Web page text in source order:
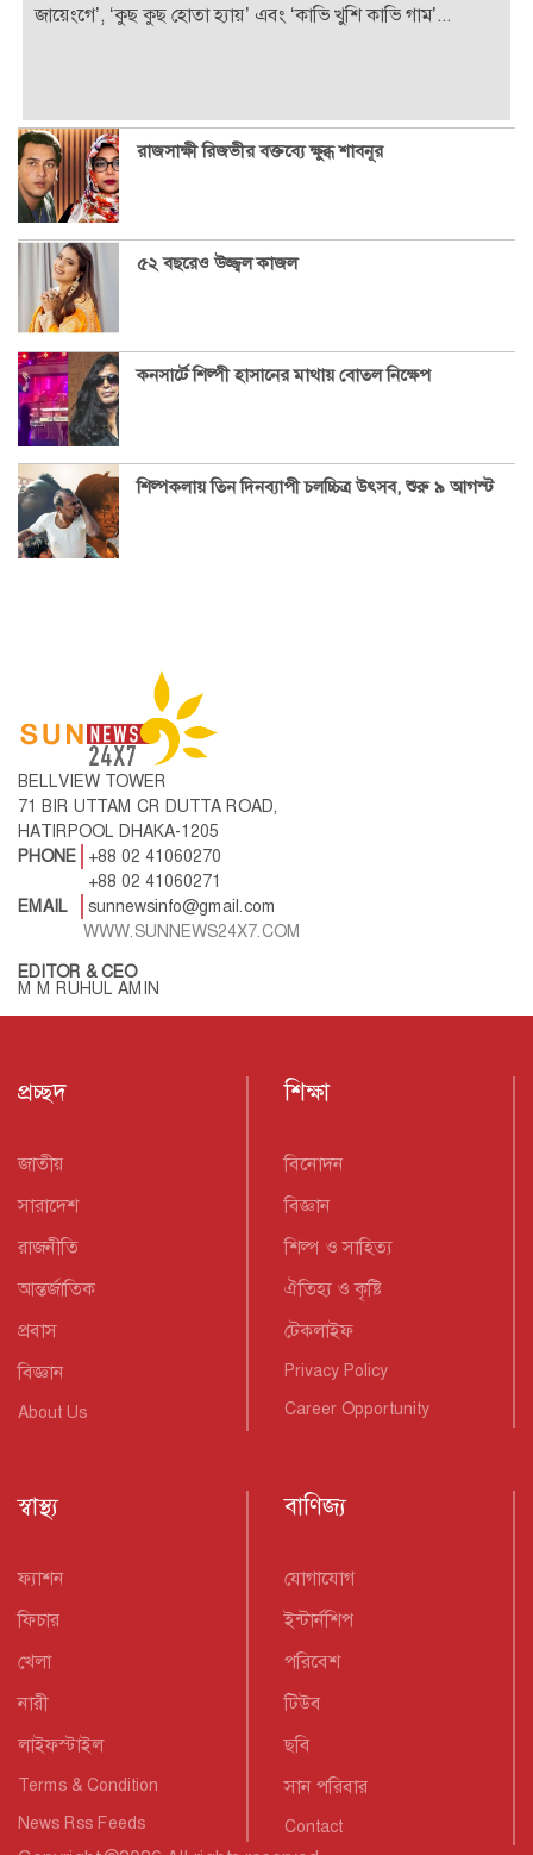
জায়েংগে’, ‘কুছ কুছ হোতা হ্যায়’ এবং ‘কাভি খুশি কাভি গাম’...
রাজসাক্ষী রিজভীর বক্তব্যে ক্ষুব্ধ শাবনূর
৫২ বছরেও উজ্জ্বল কাজল
কনসার্টে শিল্পী হাসানের মাথায় বোতল নিক্ষেপ
শিল্পকলায় তিন দিনব্যাপী চলচ্চিত্র উৎসব, শুরু ৯ আগস্ট
BELLVIEW TOWER
71 BIR UTTAM CR DUTTA ROAD,
HATIRPOOL DHAKA-1205
PHONE
+88 02 41060270
+88 02 41060271
EMAIL
sunnewsinfo@gmail.com
WWW.SUNNEWS24X7.COM
EDITOR & CEO
M M RUHUL AMIN
প্রচ্ছদ
জাতীয়
সারাদেশ
রাজনীতি
আন্তর্জাতিক
প্রবাস
বিজ্ঞান
About Us
শিক্ষা
বিনোদন
বিজ্ঞান
শিল্প ও সাহিত্য
ঐতিহ্য ও কৃষ্টি
টেকলাইফ
Privacy Policy
Career Opportunity
স্বাস্থ্য
ফ্যাশন
ফিচার
খেলা
নারী
লাইফস্টাইল
Terms & Condition
News Rss Feeds
বাণিজ্য
যোগাযোগ
ইন্টার্নশিপ
পরিবেশ
টিউব
ছবি
সান পরিবার
Contact